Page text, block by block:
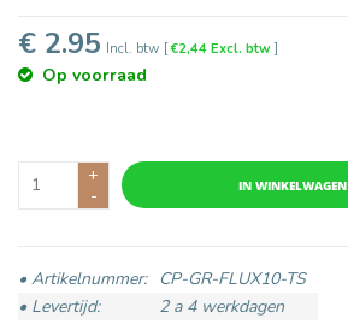
€ 2.95 Incl. btw [€2,44 Excl. btw]
Op voorraad
+
-
IN WINKELWAGEN
• Artikelnummer:
CP-GR-FLUX10-TS
• Levertijd:
2 a 4 werkdagen